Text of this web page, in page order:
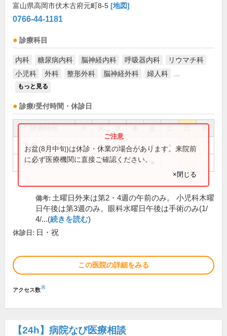
富山県高岡市伏木古府元町8-5 [地図]
0766-44-1181
診療科目
内科 糖尿病内科 脳神経内科 呼吸器内科
リウマチ科
小児科
外科 整形外科 脳神経外科 婦人科
もっと見る
診療/受付時間・休診日
祝
8:45～12:00 ● ● ● ● ●
13:45～17:00 ● ● ● ●
お盆(8月中旬)は休診・休業の場合があります。来院前
に必ず医療機関に直接ご確認ください。
×閉じる
備考: 土曜日外来は第2・4週の午前のみ。 小児科木曜
日午後は第3週のみ。眼科水曜日午後は手術のみ(1/
4/...(続きを読む)
休診日: 日・祝
この医院の詳細をみる
アクセス数※
【24h】 病院なび医療相談